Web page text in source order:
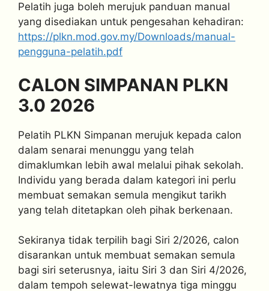
Pelatih juga boleh merujuk panduan manual
yang disediakan untuk pengesahan kehadiran:
https://plkn.mod.gov.my/Downloads/manual-
pengguna-pelatih.pdf
CALON SIMPANAN PLKN
3.0 2026
Pelatih PLKN Simpanan merujuk kepada calon
dalam senarai menunggu yang telah
dimaklumkan lebih awal melalui pihak sekolah.
Individu yang berada dalam kategori ini perlu
membuat semakan semula mengikut tarikh
yang telah ditetapkan oleh pihak berkenaan.
Sekiranya tidak terpilih bagi Siri 2/2026, calon
disarankan untuk membuat semakan semula
bagi siri seterusnya, iaitu Siri 3 dan Siri 4/2026,
dalam tempoh selewat-lewatnya tiga minggu